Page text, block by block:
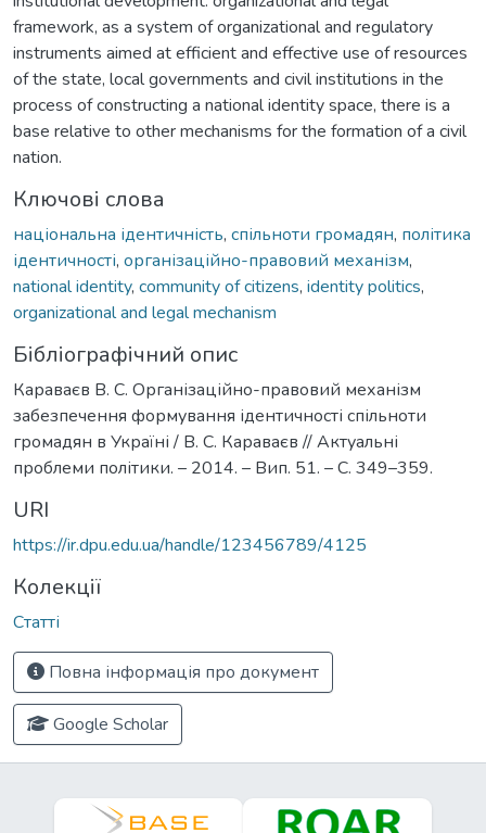
framework, as a system of organizational and regulatory
instruments aimed at efficient and effective use of resources
of the state, local governments and civil institutions in the
process of constructing a national identity space, there is a
base relative to other mechanisms for the formation of a civil
nation.
Ключові слова
національна ідентичність, спільноти громадян, політика
ідентичності, організаційно-правовий механізм,
national identity, community of citizens, identity politics,
organizational and legal mechanism
Бібліографічний опис
Караваєв В. С. Організаційно-правовий механізм
забезпечення формування ідентичності спільноти
громадян в Україні / В. С. Караваєв // Актуальні
проблеми політики. – 2014. – Вип. 51. – С. 349–359.
URI
https://ir.dpu.edu.ua/handle/123456789/4125
Колекції
Статті
Повна інформація про документ
Google Scholar